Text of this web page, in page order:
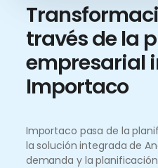
través de la
empresarial
Importaco
Importaco pasa de la
la solución integrada de
demanda y la